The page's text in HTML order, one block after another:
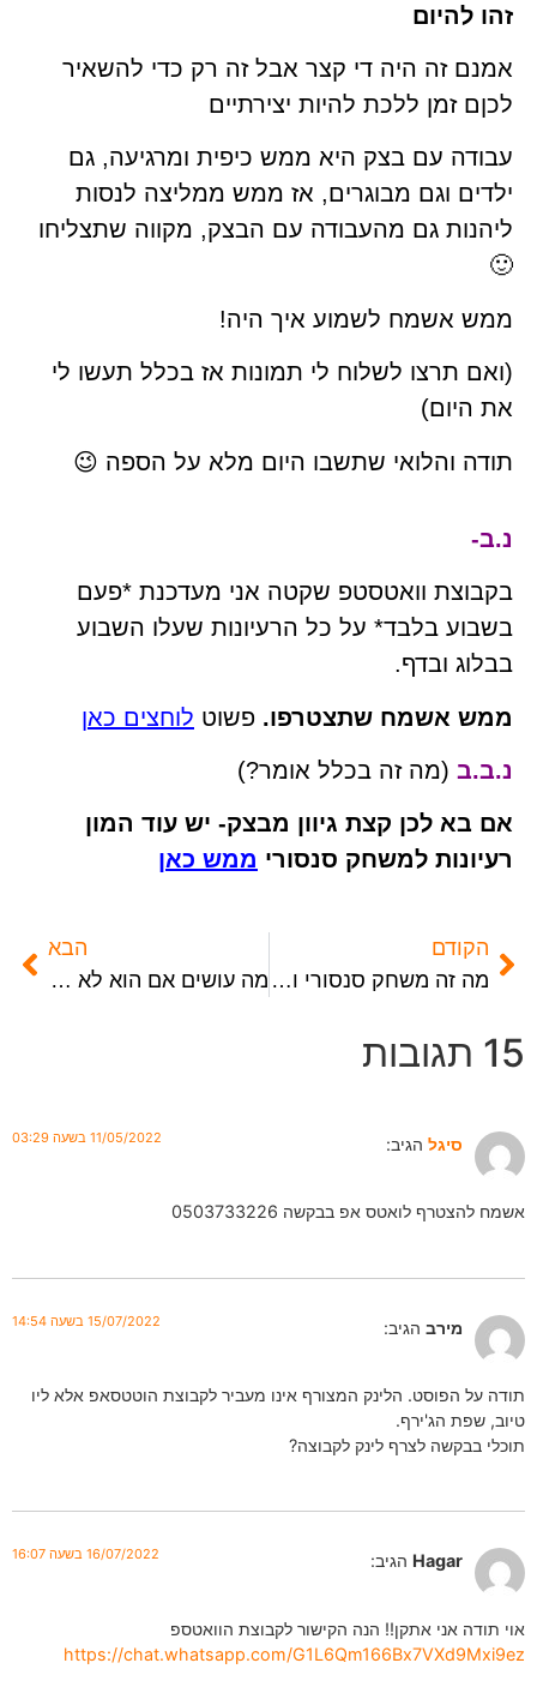
זהו להיום
אמנם זה היה די קצר אבל זה רק כדי להשאיר
לכןם זמן ללכת להיות יצירתיים
עבודה עם בצק היא ממש כיפית ומרגיעה, גם
ילדים וגם מבוגרים, אז ממש ממליצה לנסות
ליהנות גם מהעבודה עם הבצק, מקווה שתצליחו
🙂
ממש אשמח לשמוע איך היה!
(ואם תרצו לשלוח לי תמונות אז בכלל תעשו לי
את היום)
תודה והלואי שתשבו היום מלא על הספה 😉
נ.ב-
בקבוצת וואטסטפ שקטה אני מעדכנת *פעם
בשבוע בלבד* על כל הרעיונות שעלו השבוע
בבלוג ובדף.
ממש אשמח שתצטרפו. פשוט לוחצים כאן
נ.ב.ב (מה זה בכלל אומר?)
אם בא לכן קצת גיוון מבצק- יש עוד המון
רעיונות למשחק סנסורי ממש כאן
הקודם
מה זה משחק סנסורי ולמי זה מתאים?
הבא
מה עושים אם הוא לא בעניין של יצירה
15 תגובות
סיגל הגיב: 11/05/2022 בשעה 03:29
אשמח להצטרף לואטס אפ בבקשה 0503733226
מירב הגיב: 15/07/2022 בשעה 14:54
תודה על הפוסט. הלינק המצורף אינו מעביר לקבוצת הוטטסאפ אלא ליו
טיוב, שפת הג'ירף.
תוכלי בבקשה לצרף לינק לקבוצה?
Hagar הגיב: 16/07/2022 בשעה 16:07
אוי תודה אני אתקן!! הנה הקישור לקבוצת הוואטספ
https://chat.whatsapp.com/G1L6Qm166Bx7VXd9Mxi9ez